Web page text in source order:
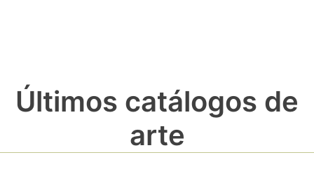
Últimos catálogos de
arte